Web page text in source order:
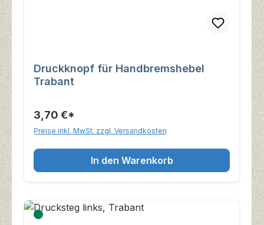
Druckknopf für Handbremshebel
Trabant
3,70 €*
Preise inkl. MwSt. zzgl. Versandkosten
In den Warenkorb